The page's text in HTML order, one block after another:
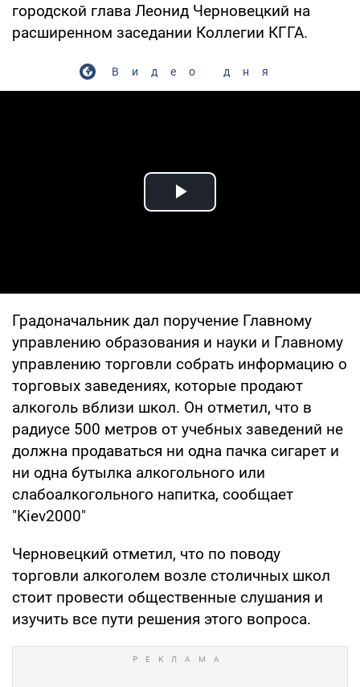
городской глава Леонид Черновецкий на
расширенном заседании Коллегии КГГА.
Видео дня
Play Video
Градоначальник дал поручение Главному
управлению образования и науки и Главному
управлению торговли собрать информацию о
торговых заведениях, которые продают
алкоголь вблизи школ. Он отметил, что в
радиусе 500 метров от учебных заведений не
должна продаваться ни одна пачка сигарет и
ни одна бутылка алкогольного или
слабоалкогольного напитка, сообщает
"Kiev2000"
Черновецкий отметил, что по поводу
торговли алкоголем возле столичных школ
стоит провести общественные слушания и
изучить все пути решения этого вопроса.